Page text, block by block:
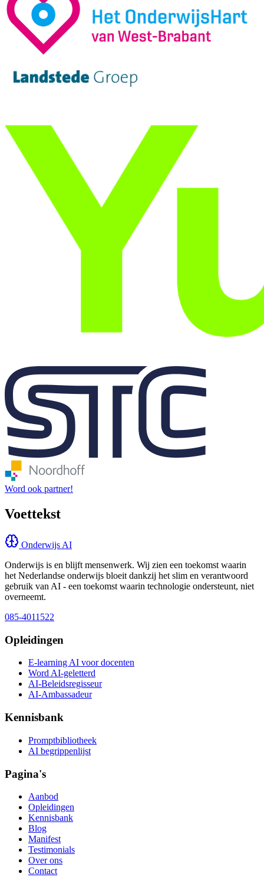
Word ook partner!
Voettekst
Onderwijs AI
Onderwijs is en blijft mensenwerk. Wij zien een toekomst waarin
het Nederlandse onderwijs bloeit dankzij het slim en verantwoord
gebruik van AI - een toekomst waarin technologie ondersteunt, niet
overneemt.
085-4011522
Opleidingen
E-learning AI voor docenten
Word AI-geletterd
AI-Beleidsregisseur
AI-Ambassadeur
Kennisbank
Promptbibliotheek
AI begrippenlijst
Pagina's
Aanbod
Opleidingen
Kennisbank
Blog
Manifest
Testimonials
Over ons
Contact